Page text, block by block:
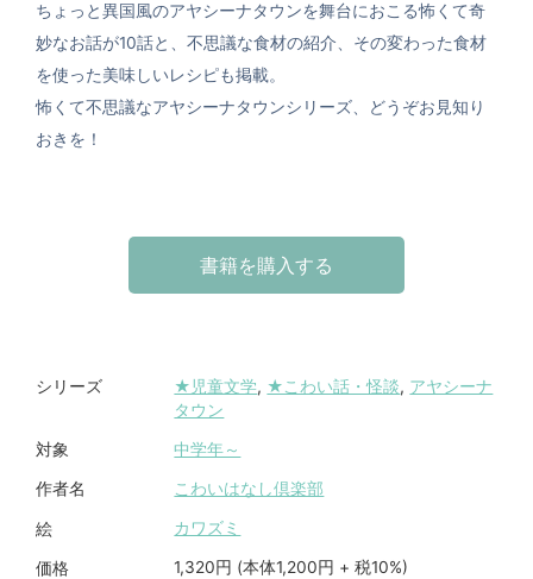
ちょっと異国風のアヤシーナタウンを舞台におこる怖くて奇
妙なお話が10話と、不思議な食材の紹介、その変わった食材
を使った美味しいレシピも掲載。
怖くて不思議なアヤシーナタウンシリーズ、どうぞお見知り
おきを！
書籍を購入する
シリーズ ★児童文学, ★こわい話・怪談, アヤシーナ
タウン
対象 中学年～
作者名 こわいはなし倶楽部
絵 カワズミ
価格 1,320円 (本体1,200円 + 税10%)